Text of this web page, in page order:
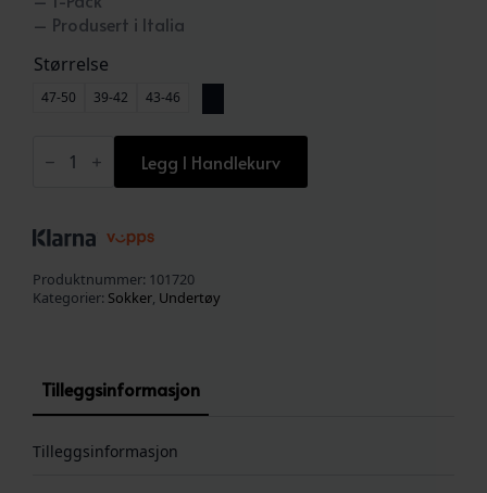
– Produsert i Italia
Størrelse
47-50 39-42 43-46
Ankle
antall
Legg I Handlekurv
Produktnummer: 101720
Kategorier: Sokker, Undertøy
Tilleggsinformasjon
Tilleggsinformasjon